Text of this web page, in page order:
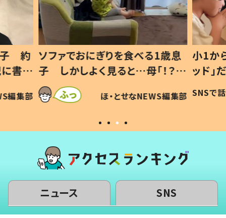
歳息
？」
編集部
小1から不登校、息子は「ギフテ
ッド」だった 父が“ウチ給食”を
作り続ける理由とは #令和の親
#令和の子
SNSで話題 ほ・とせなNEWS編集部
ひ孫
が、抱
「涙
い」
ニュース SNS